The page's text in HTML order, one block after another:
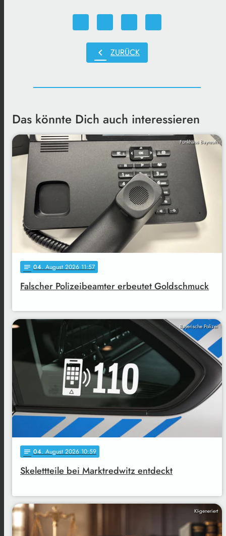
chevron_left ZURÜCK
Das könnte Dich auch interessieren
Funkhaus Bayreuth
notes 04. August 2026 11:57
Falscher Polizeibeamter erbeutet Goldschmuck
Bayerische Polizei
notes 04. August 2026 10:59
Skelettteile bei Marktredwitz entdeckt
KI-generiert